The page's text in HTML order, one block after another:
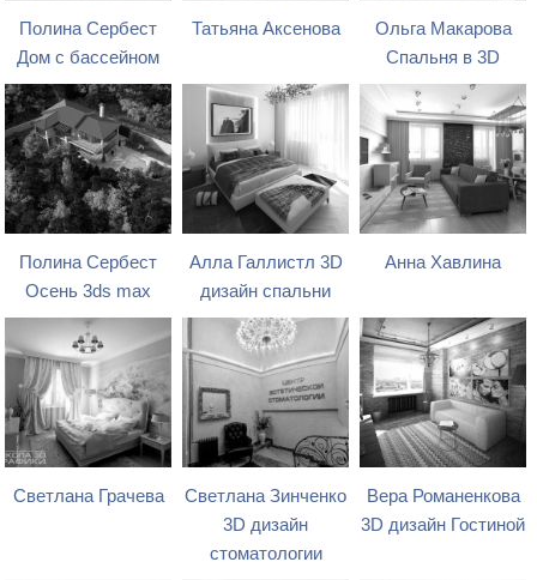
Полина Сербест
Дом с бассейном
Татьяна Аксенова
Ольга Макарова
Спальня в 3D
Полина Сербест
Осень 3ds max
Алла Галлистл 3D
дизайн спальни
Анна Хавлина
Светлана Грачева
Светлана Зинченко
3D дизайн
стоматологии
Вера Романенкова
3D дизайн Гостиной